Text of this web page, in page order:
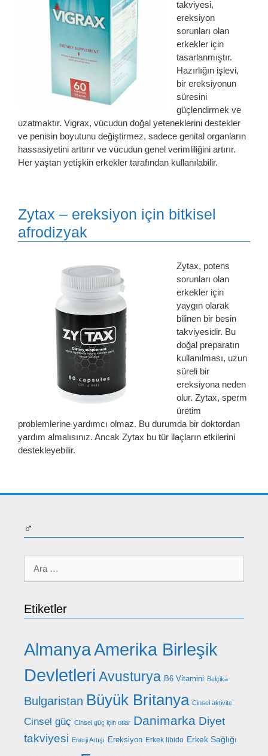
takviyesi,
ereksiyon
sorunları olan
erkekler için
tasarlanmıştır.
Hazırlığın işlevi,
bir ereksiyonun
süresini
güçlendirmek ve
uzatmaktır. Vigrax, vücudun doğal yeteneklerini destekler
ve penisin boyutunu değiştirmez, sadece genital organların
hassasiyetini arttırır ve vücudun genel verimliliğini artırır.
Her yaştan yetişkin erkekler tarafından kullanılabilir.
Zytax – ereksiyon için bitkisel
afrodizyak
Zytax, potens
sorunları olan
erkekler için
yaygın olarak
bilinen bir besin
takviyesidir. Bu
doğal preparatın
kullanılması, uzun
süreli bir
ereksiyona neden
olur. Zytax, sperm
üretim
problemlerine yardımcı olmaz. Bu durumda bir doktordan
yardım almalısınız. Ancak Zytax bu tür ilaçların etkilerini
destekleyebilir.
♂
için
Etiketler
AlmanyaAmerika Birleşik
Devletleri Avusturya B6 Vitamini Belçika
Bulgaristan Büyük Britanya Cinsel aktivite
Cinsel güç Cinsel güç için otlar Danimarka Diyet
takviyesi Enerji Artışı Ereksiyon Erkek libido Erkek Sağlığı